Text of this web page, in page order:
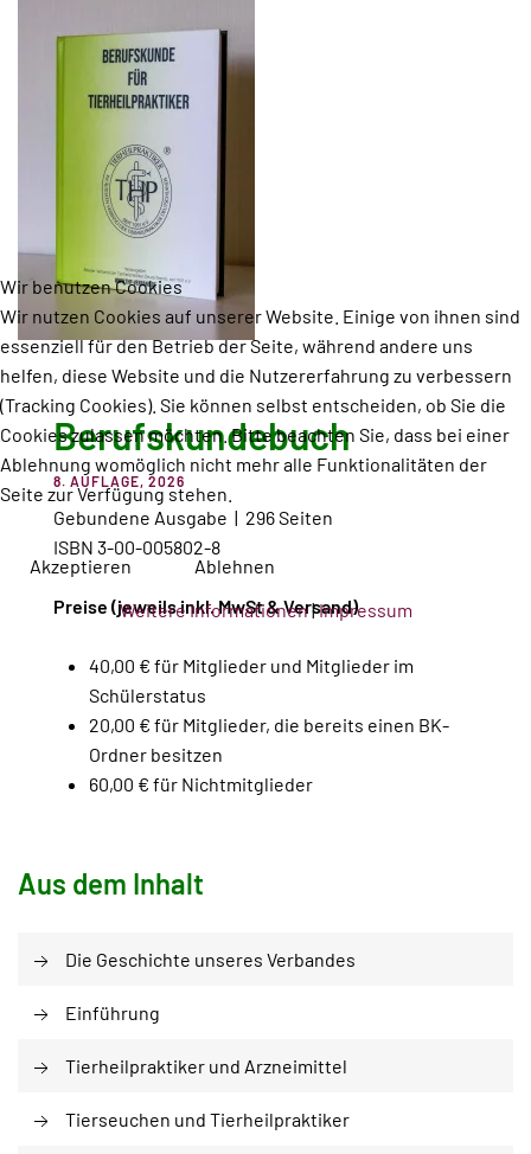
Berufskundebuch
8. AUFLAGE, 2026
Gebundene Ausgabe | 296Seiten
ISBN 3-00-005802-8
Preise (jeweils inkl. MwSt & Versand)
40,00 € für Mitglieder und Mitglieder im
Schülerstatus
20,00 € für Mitglieder, die bereits einen BK-
Ordner besitzen
60,00 € für Nichtmitglieder
Aus dem Inhalt
Die Geschichte unseres Verbandes
Einführung
Tierheilpraktiker und Arzneimittel
Tierseuchen und Tierheilpraktiker
Wir benutzen Cookies
Wir nutzen Cookies auf unserer Website. Einige von ihnen sind
essenziell für den Betrieb der Seite, während andere uns
helfen, diese Website und die Nutzererfahrung zu verbessern
(Tracking Cookies). Sie können selbst entscheiden, ob Sie die
Cookies zulassen möchten. Bitte beachten Sie, dass bei einer
Ablehnung womöglich nicht mehr alle Funktionalitäten der
Seite zur Verfügung stehen.
Akzeptieren
Ablehnen
Weitere Informationen|Impressum